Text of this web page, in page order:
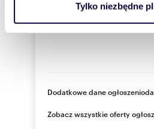
korzystasz z naszej witryny,
Tylko niezbędne
Dodatkowe dane
Warszawa, Wilanów
Zobacz wszystkie oferty